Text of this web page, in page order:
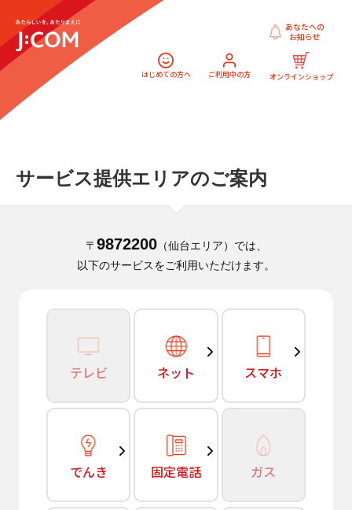
はじめての方へ ご利用中の方 オンラインショップ
あなたへの
お知らせ
サービス提供エリアのご案内
〒 9872200（仙台エリア）では、
以下のサービスをご利用いただけます。
テレビ ネット スマホ
でんき 固定電話 ガス